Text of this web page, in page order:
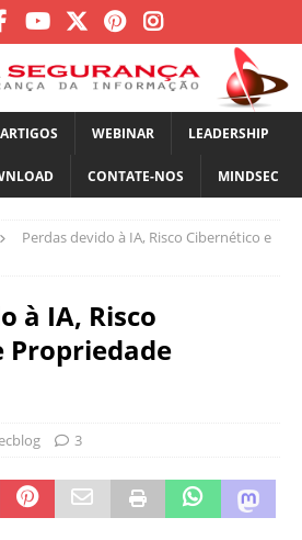
ARTIGOS WEBINAR LEADERSHIP
CONTATE-NOS MINDSEC
Perdas devido à IA, Risco Cibernético e
à IA, Risco
Propriedade
3